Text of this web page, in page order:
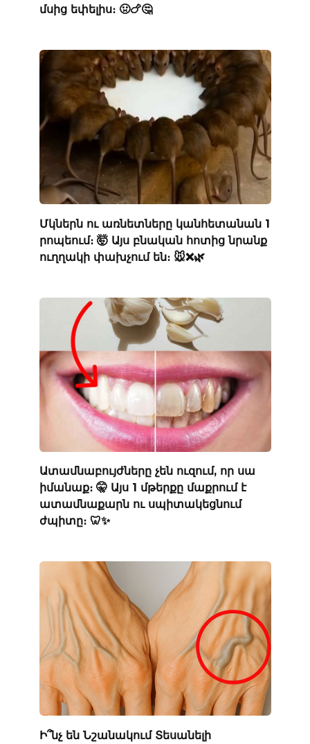
մսից եփելիս։ 🤢🍗🤔
Մկներն ու առնետները կանհետանան 1
րոպեում։ 🤯 Այս բնական հոտից նրանք
ուղղակի փախչում են։ 🐭❌🌿
Ատամնաբույժները չեն ուզում, որ սա
իմանաք։ 🤫 Այս 1 մթերքը մաքրում է
ատամնաքարն ու սպիտակեցնում
ժպիտը։ 🦷✨
Ի՞նչ են Նշանակում Տեսանելի